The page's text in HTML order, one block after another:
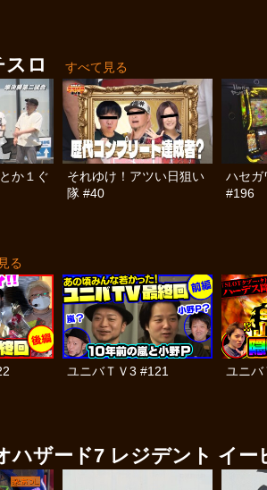
ロ すべて見る
か１ぐ
それゆけ！アツい日狙い
隊 #40
ハセガ
#196
る
ユニバＴＶ3 #121 ユニバ
ハザード7 レジデント イー